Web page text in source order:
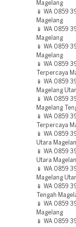
Magelang
📱 WA 0859
Magelang
📱 WA 0859
Magelang
📱 WA 0859
Magelang
📱 WA 0859
Terpercaya
📱 WA 0859
Magelang
📱 WA 0859
Magelang
📱 WA 0859
Terpercaya
📱 WA 0859
Utara
📱 WA 0859
Utara
📱 WA 0859
Magelang
📱 WA 0859
Tengah
📱 WA 0859
Magelang
📱 WA 0859